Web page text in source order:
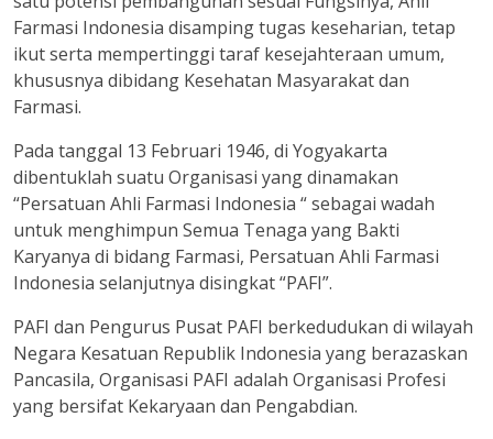
Farmasi Indonesia disamping tugas keseharian, tetap
ikut serta mempertinggi taraf kesejahteraan umum,
khususnya dibidang Kesehatan Masyarakat dan
Farmasi.
Pada tanggal 13 Februari 1946, di Yogyakarta
dibentuklah suatu Organisasi yang dinamakan
“Persatuan Ahli Farmasi Indonesia “ sebagai wadah
untuk menghimpun Semua Tenaga yang Bakti
Karyanya di bidang Farmasi, Persatuan Ahli Farmasi
Indonesia selanjutnya disingkat “PAFI”.
PAFI dan Pengurus Pusat PAFI berkedudukan di wilayah
Negara Kesatuan Republik Indonesia yang berazaskan
Pancasila, Organisasi PAFI adalah Organisasi Profesi
yang bersifat Kekaryaan dan Pengabdian.